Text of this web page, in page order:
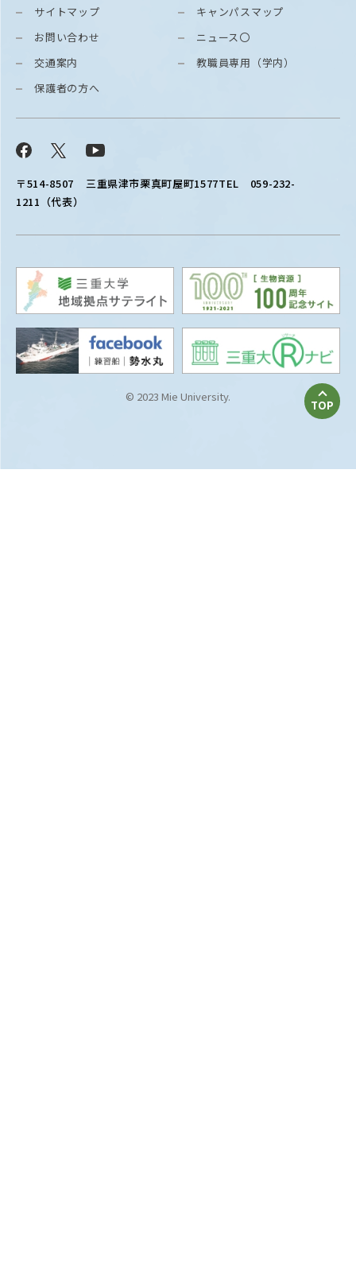
〒514-8507 三重県津市栗真町屋町1577TEL 059-232-
1211（代表）
サイトマップ
お問い合わせ
交通案内
保護者の方へ
Facebook
キャンパスマップ
ニュース〇
教職員専用（学内）
© 2023 Mie University.
TOP